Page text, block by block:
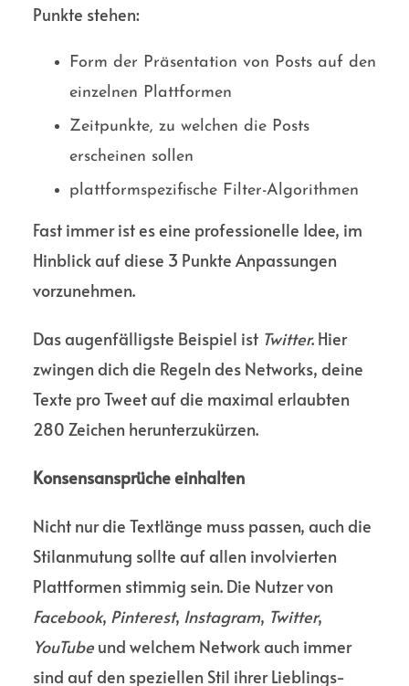
Punkte stehen:
Form der Präsen­tation von Posts auf den
einzelnen Platt­formen
Zeit­punkte, zu welchen die Posts
erscheinen sollen
plattform­spezifische Filter-Algorithmen
Fast immer ist es eine profes­sionelle Idee, im
Hinblick auf diese 3 Punkte Anpas­sungen
vorzu­nehmen.
Das augen­fälligste Beispiel ist Twitter. Hier
zwingen dich die Regeln des Networks, deine
Texte pro Tweet auf die maximal erlaubten
280 Zeichen herunter­zukürzen.
Konsensansprüche einhalten
Nicht nur die Textlänge muss passen, auch die
Stil­anmutung sollte auf allen invol­vierten
Platt­formen stimmig sein. Die Nutzer von
Facebook, Pinterest, Instagram, Twitter,
YouTubeund welchem Network auch immer
sind auf den speziellen Stil ihrer Lieblings-